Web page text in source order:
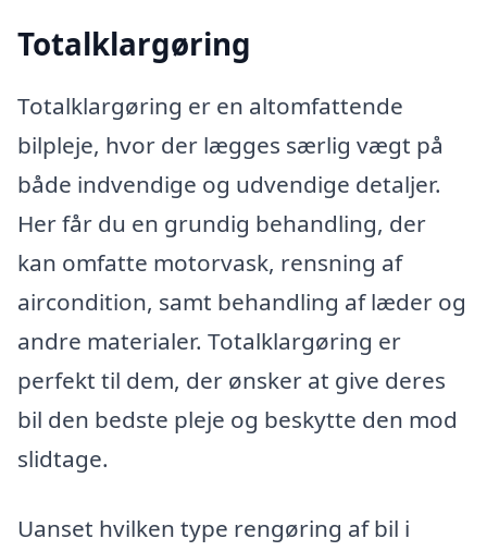
Totalklargøring
Totalklargøring er en altomfattende
bilpleje, hvor der lægges særlig vægt på
både indvendige og udvendige detaljer.
Her får du en grundig behandling, der
kan omfatte motorvask, rensning af
aircondition, samt behandling af læder og
andre materialer. Totalklargøring er
perfekt til dem, der ønsker at give deres
bil den bedste pleje og beskytte den mod
slidtage.
Uanset hvilken type rengøring af bil i